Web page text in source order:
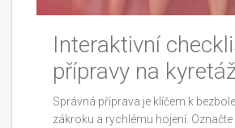
Interaktivní
přípravy na
Správná příprava je klíčem k
zákroku a rychlému hojení. Označte